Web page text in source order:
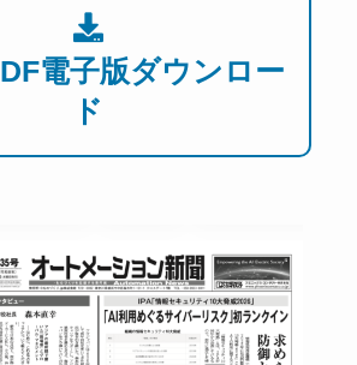
電子版ダウンロー
ド